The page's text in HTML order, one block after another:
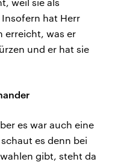
weil sie als
hat Herr
erreicht, was er
und er hat sie
es war auch eine
es denn bei
gibt, steht da